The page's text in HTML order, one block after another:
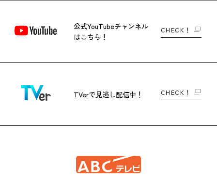
公式YouTubeチャンネル
はこちら！
CHECK！
TVerで見逃し配信中！ CHECK！